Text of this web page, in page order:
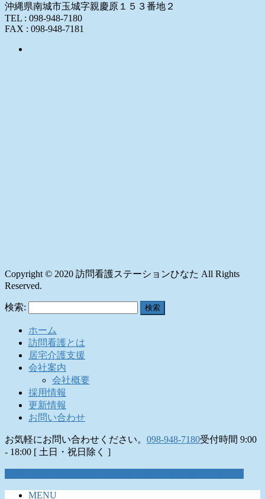
沖縄県南城市玉城字親慶原１５３番地２
TEL : 098-948-7180
FAX : 098-948-7181
Copyright © 2020 訪問看護ステーションひなた All Rights
Reserved.
検索:
ホーム
訪問看護とは
居宅介護支援
会社案内
会社概要
採用情報
更新情報
お問い合わせ
お気軽にお問い合わせください。 098-948-7180受付時間 9:00
- 18:00 [ 土日・祝日除く ]
MENU